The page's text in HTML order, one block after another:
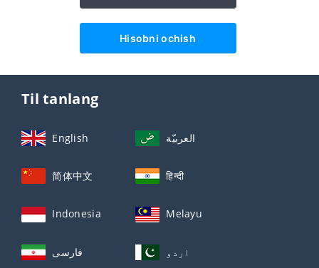
Hisobni ochish
Til tanlang
English العربيّة
简体中文 हिन्दी
Indonesia Melayu
فارسی اردو